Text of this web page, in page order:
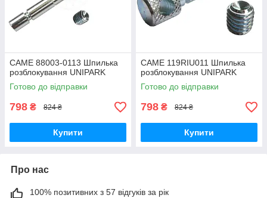
CAME 88003-0113 Шпилька
розблокування UNIPARK
Готово до відправки
798 ₴ 824 ₴
Купити
CAME 119RIU011 Шпилька
розблокування UNIPARK
Готово до відправки
798 ₴ 824 ₴
Купити
Про нас
100% позитивних з 57 відгуків за рік